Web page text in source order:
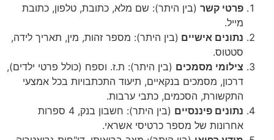
פרטי קשר (בין היתר): שם מלא, כתובת, טלפון, כתובת
מייל.
נתונים אישיים (בין היתר): מספר זהות, מין, תאריך לידה,
סטטוס.
צילומי מסמכים (בין היתר): ת.ז. וספח (כולל פרטי ילדים),
דרכון, מסמכים בנקאיים, תיעוד התכתבויות בכל אמצעי
התקשורת, הסכמים, כתבי ערבות.
נתונים פיננסיים
(בין היתר): חשבון בנק, 4 ספרות
אחרונות של מספר כרטיסי אשראי.